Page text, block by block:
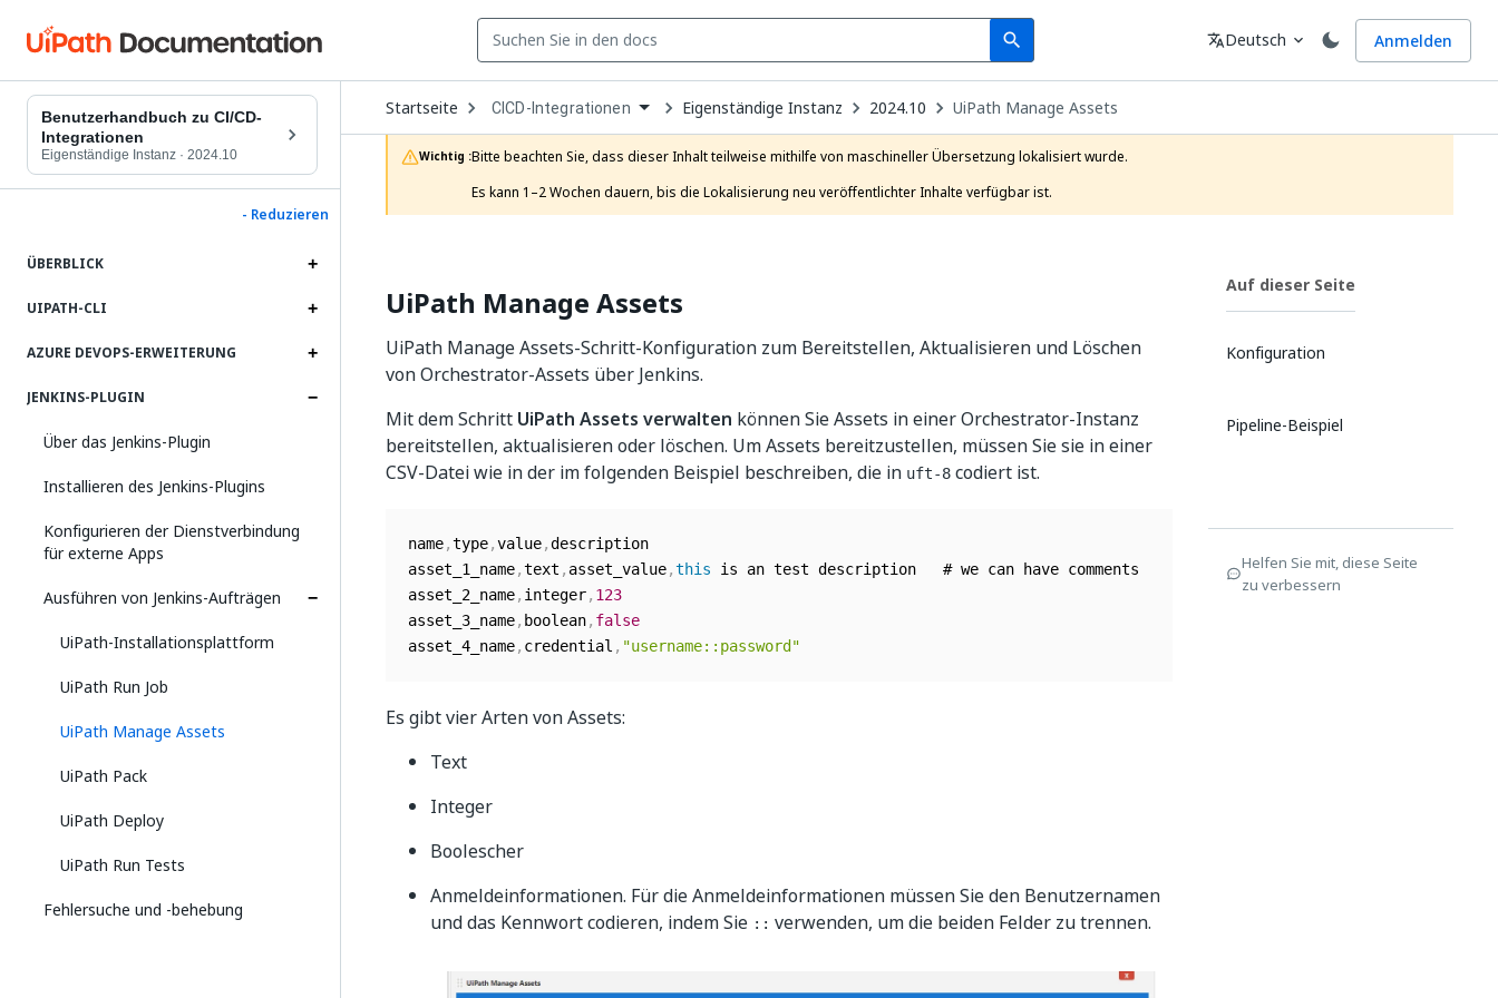
search
Search Sprache
translateDeutsch expand_more Anmelden
Benutzerhandbuch zu CI/CD-
Integrationen
Eigenständige Instanz · 2024.10
- Reduzieren
ÜBERBLICK
UIPATH-CLI
AZURE DEVOPS-ERWEITERUNG
JENKINS-PLUGIN
Über das Jenkins-Plugin
Installieren des Jenkins-Plugins
Konfigurieren der Dienstverbindung
für externe Apps
Ausführen von Jenkins-Aufträgen
UiPath-Installationsplattform
UiPath Run Job
UiPath Manage Assets
UiPath Pack
UiPath Deploy
UiPath Run Tests
Fehlersuche und ‑behebung
Startseite Open
Dropdown
to
choose
product
CICD-Integrationen Eigenständige Instanz 2024.10 UiPath Manage Assets
Wichtig :Bitte beachten Sie, dass dieser Inhalt teilweise mithilfe von maschineller Übersetzung lokalisiert wurde.
Es kann 1–2 Wochen dauern, bis die Lokalisierung neu veröffentlichter Inhalte verfügbar ist.
UiPath Manage Assets
UiPath Manage Assets-Schritt-Konfiguration zum Bereitstellen, Aktualisieren und Löschen
von Orchestrator-Assets über Jenkins.
Mit dem Schritt UiPath Assets verwalten können Sie Assets in einer Orchestrator-Instanz
bereitstellen, aktualisieren oder löschen. Um Assets bereitzustellen, müssen Sie sie in einer
CSV-Datei wie in der im folgenden Beispiel beschreiben, die in uft-8 codiert ist.
name,type,value,description
asset_1_name,text , asset_value,this is an test description   # we can have comments
asset_2_name, integer, 123
asset_3_name, boolean, false
asset_4_name, credential , "username::password"
Es gibt vier Arten von Assets:
Text
Integer
Boolescher
Anmeldeinformationen. Für die Anmeldeinformationen müssen Sie den Benutzernamen
und das Kennwort codieren, indem Sie :: verwenden, um die beiden Felder zu trennen.
Auf dieser Seite
Konfiguration
Pipeline-Beispiel
Helfen Sie mit, diese Seite
zu verbessern